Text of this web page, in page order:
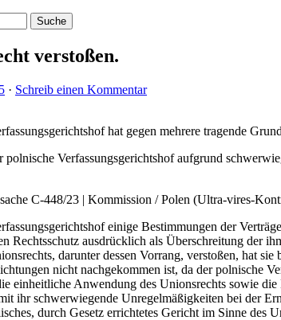
verstoßen.
· Schreib einen Kommentar
hat gegen mehrere tragende
polnische Verfassungsgerichtshof aufgrund
C-448/23 | Kommission / Polen (Ultra-vires-
einige Bestimmungen der
Rechtsschutz ausdrücklich als Überschreitung der
darunter dessen Vorrang, verstoßen, hat
nicht nachgekommen ist, da der polnische
einheitliche Anwendung des Unionsrechts sowie
ihr schwerwiegende Unregelmäßigkeiten bei der
durch Gesetz errichtetes Gericht im Sinne des